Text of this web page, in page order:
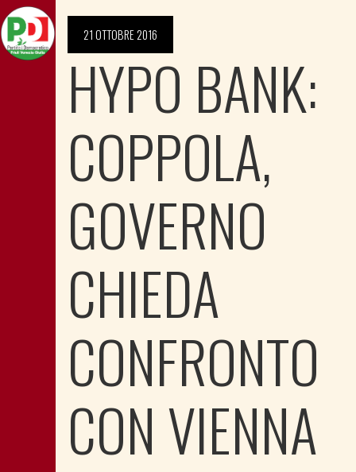
21 OTTOBRE 2016
HYPO BANK:
COPPOLA,
GOVERNO
CHIEDA
CONFRONTO
CON VIENNA